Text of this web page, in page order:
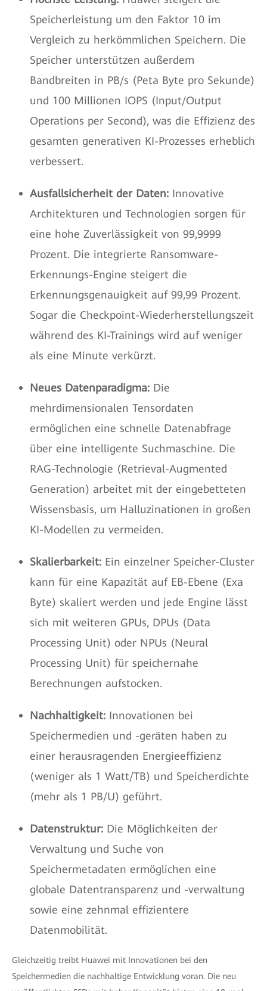
Speicherleistung um den Faktor 10 im
Vergleich zu herkömmlichen Speichern. Die
Speicher unterstützen außerdem
Bandbreiten in PB/s (Peta Byte pro Sekunde)
und 100 Millionen IOPS (Input/Output
Operations per Second), was die Effizienz des
gesamten generativen KI-Prozesses erheblich
verbessert.
Ausfallsicherheit der Daten: Innovative
Architekturen und Technologien sorgen für
eine hohe Zuverlässigkeit von 99,9999
Prozent. Die integrierte Ransomware-
Erkennungs-Engine steigert die
Erkennungsgenauigkeit auf 99,99 Prozent.
Sogar die Checkpoint-Wiederherstellungszeit
während des KI-Trainings wird auf weniger
als eine Minute verkürzt.
Neues Datenparadigma: Die
mehrdimensionalen Tensordaten
ermöglichen eine schnelle Datenabfrage
über eine intelligente Suchmaschine. Die
RAG-Technologie (Retrieval-Augmented
Generation) arbeitet mit der eingebetteten
Wissensbasis, um Halluzinationen in großen
KI-Modellen zu vermeiden.
Skalierbarkeit: Ein einzelner Speicher-Cluster
kann für eine Kapazität auf EB-Ebene (Exa
Byte) skaliert werden und jede Engine lässt
sich mit weiteren GPUs, DPUs (Data
Processing Unit) oder NPUs (Neural
Processing Unit) für speichernahe
Berechnungen aufstocken.
Nachhaltigkeit: Innovationen bei
Speichermedien und -geräten haben zu
einer herausragenden Energieeffizienz
(weniger als 1 Watt/TB) und Speicherdichte
(mehr als 1 PB/U) geführt.
Datenstruktur: Die Möglichkeiten der
Verwaltung und Suche von
Speichermetadaten ermöglichen eine
globale Datentransparenz und -verwaltung
sowie eine zehnmal effizientere
Datenmobilität.
Gleichzeitig treibt Huawei mit Innovationen bei den
Speichermedien die nachhaltige Entwicklung voran. Die neu